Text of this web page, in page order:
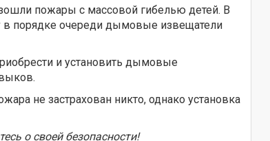
пожары с массовой гибелью детей. В
в порядке очереди дымовые извещатели
и установить дымовые
не застрахован никто, однако установка
о своей безопасности!